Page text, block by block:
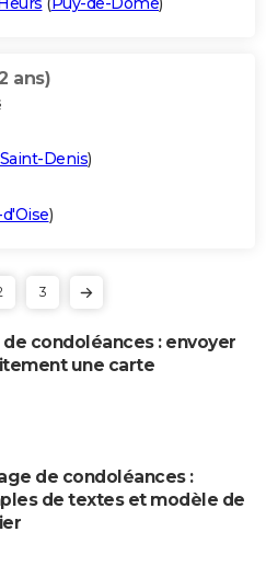
ans)
Denis)
d'Oise)
3
de condoléances : envoyer
une carte
de condoléances :
de textes et modèle de